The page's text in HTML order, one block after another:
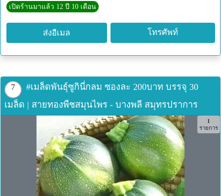
เปิดร้านมาแล้ว 12 ปี 10 เดือน
ส่งอีเมล โทรศัพท์
7
#เมล็ดพันธุ์ซูกินี่กลม ซองละ 200บาท บรรจุ 30
เมล็ด | สายทองพืชสมุนไพร - บางพลี สมุทรปราการ
1
รายการ